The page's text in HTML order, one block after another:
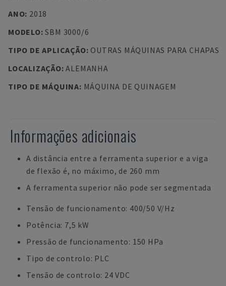
ANO: 2018
MODELO:SBM 3000/6
TIPO DE APLICAÇÃO: OUTRAS MÁQUINAS PARA CHAPAS
LOCALIZAÇÃO:ALEMANHA
TIPO DE MÁQUINA: MÁQUINA DE QUINAGEM
Informações adicionais
A distância entre a ferramenta superior e a viga
de flexão é, no máximo, de 260 mm
A ferramenta superior não pode ser segmentada
Tensão de funcionamento: 400/50 V/Hz
Potência: 7,5 kW
Pressão de funcionamento: 150 HPa
Tipo de controlo: PLC
Tensão de controlo: 24 VDC